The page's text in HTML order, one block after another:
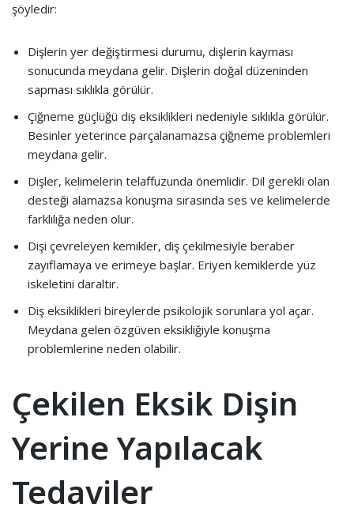
şöyledir:
Dişlerin yer değiştirmesi durumu, dişlerin kayması
sonucunda meydana gelir. Dişlerin doğal düzeninden
sapması sıklıkla görülür.
Çiğneme güçlüğü diş eksiklikleri nedeniyle sıklıkla görülür.
Besinler yeterince parçalanamazsa çiğneme problemleri
meydana gelir.
Dişler, kelimelerin telaffuzunda önemlidir. Dil gerekli olan
desteği alamazsa konuşma sırasında ses ve kelimelerde
farklılığa neden olur.
Dişi çevreleyen kemikler, diş çekilmesiyle beraber
zayıflamaya ve erimeye başlar. Eriyen kemiklerde yüz
iskeletini daraltır.
Diş eksiklikleri bireylerde psikolojik sorunlara yol açar.
Meydana gelen özgüven eksikliğiyle konuşma
problemlerine neden olabilir.
Çekilen Eksik Dişin
Yerine Yapılacak
Tedaviler